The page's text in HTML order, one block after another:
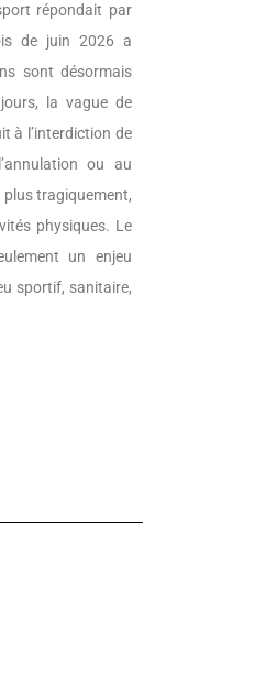
répondait par
de juin 2026 a
sont désormais
la vague de
à l’interdiction de
ou au
tragiquement,
physiques. Le
un enjeu
sportif, sanitaire,